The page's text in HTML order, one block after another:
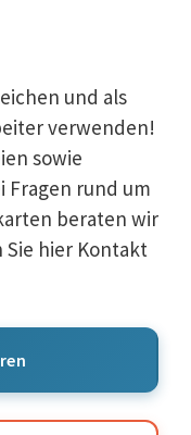
und als
verwenden!
sowie
Fragen rund um
beraten wir
hier Kontakt